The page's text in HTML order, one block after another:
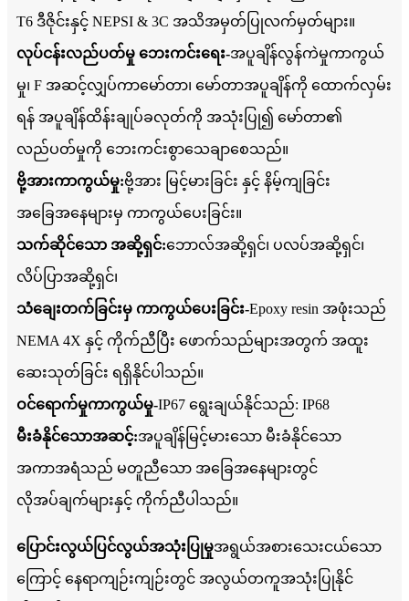
T6 ဒီဇိုင်းနှင့် NEPSI & 3C အသိအမှတ်ပြုလက်မှတ်များ။
လုပ်ငန်းလည်ပတ်မှု ဘေးကင်းရေး-အပူချိန်လွန်ကဲမှုကာကွယ်
မှု၊ F အဆင့်လျှပ်ကာမော်တာ၊ မော်တာအပူချိန်ကို ထောက်လှမ်း
ရန် အပူချိန်ထိန်းချုပ်ခလုတ်ကို အသုံးပြု၍ မော်တာ၏
လည်ပတ်မှုကို ဘေးကင်းစွာသေချာစေသည်။
ဗို့အားကာကွယ်မှု:ဗို့အား မြင့်မားခြင်း နှင့် နိမ့်ကျခြင်း
အခြေအနေများမှ ကာကွယ်ပေးခြင်း။
သက်ဆိုင်သော အဆို့ရှင်:ဘောလ်အဆို့ရှင်၊ ပလပ်အဆို့ရှင်၊
လိပ်ပြာအဆို့ရှင်၊
သံချေးတက်ခြင်းမှ ကာကွယ်ပေးခြင်း-Epoxy resin အဖုံးသည်
NEMA 4X နှင့် ကိုက်ညီပြီး ဖောက်သည်များအတွက် အထူး
ဆေးသုတ်ခြင်း ရရှိနိုင်ပါသည်။
ဝင်ရောက်မှုကာကွယ်မှု-IP67 ရွေးချယ်နိုင်သည်: IP68
မီးခံနိုင်သောအဆင့်:အပူချိန်မြင့်မားသော မီးခံနိုင်သော
အကာအရံသည် မတူညီသော အခြေအနေများတွင်
လိုအပ်ချက်များနှင့် ကိုက်ညီပါသည်။
ပြောင်းလွယ်ပြင်လွယ်အသုံးပြုမှုအရွယ်အစားသေးငယ်သော
ကြောင့် နေရာကျဉ်းကျဉ်းတွင် အလွယ်တကူအသုံးပြုနိုင်